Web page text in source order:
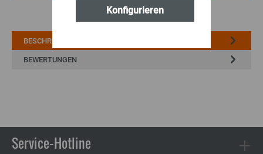
BESCHREIBUNG
BEWERTUNGEN
Service-Hotline
Konfigurieren